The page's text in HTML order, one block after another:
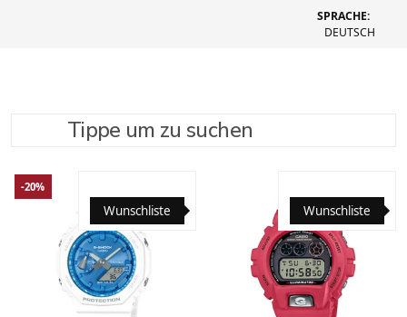
SPRACHE:
DEUTSCH
Tippe um zu suchen
SUCHE VERFEINERN EMPFOHLEN
Wunschliste
-20%
Wunschliste